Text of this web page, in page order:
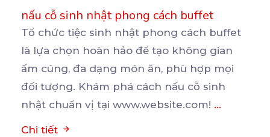
nấu cỗ sinh nhật phong cách buffet
Tổ chức tiệc sinh nhật phong cách buffet
là lựa chọn hoàn hảo để tạo không gian
ấm cúng, đa dạng món ăn, phù hợp mọi
đối tượng. Khám phá cách nấu cỗ sinh
nhật chuẩn vị tại www.website.com! ...
Chi tiết